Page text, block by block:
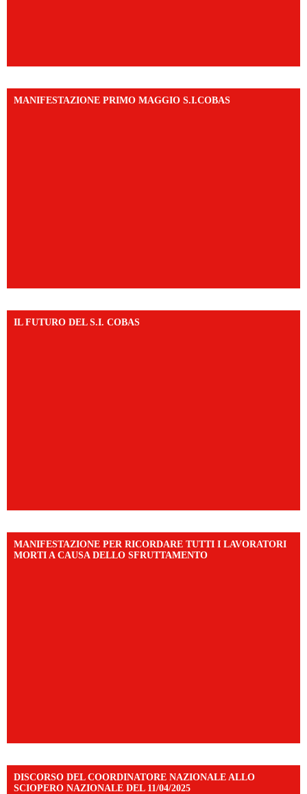
MANIFESTAZIONE PRIMO MAGGIO S.I.COBAS
IL FUTURO DEL S.I. COBAS
MANIFESTAZIONE PER RICORDARE TUTTI I LAVORATORI
MORTI A CAUSA DELLO SFRUTTAMENTO
DISCORSO DEL COORDINATORE NAZIONALE ALLO
SCIOPERO NAZIONALE DEL 11/04/2025